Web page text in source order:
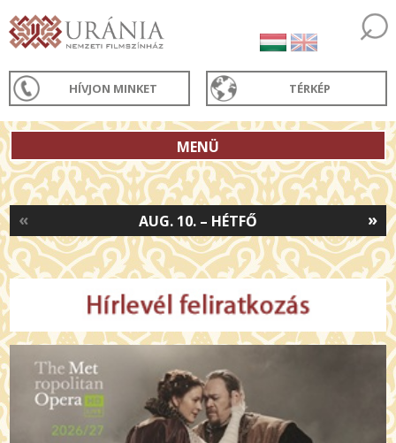
HÍVJON MINKET TÉRKÉP
MENÜ
»
AUG. 10. – HÉTFŐ
«